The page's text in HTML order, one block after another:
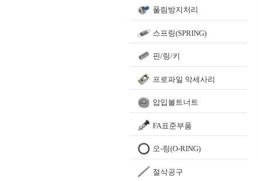
풀림방지처리
스프링(SPRING)
핀/링/키
프로파일 악세사리
압입볼트너트
FA표준부품
오-링(O-RING)
절삭공구